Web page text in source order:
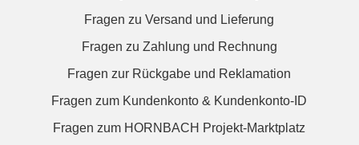
Fragen zu Versand und Lieferung
Fragen zu Zahlung und Rechnung
Fragen zur Rückgabe und Reklamation
Fragen zum Kundenkonto & Kundenkonto-ID
Fragen zum HORNBACH Projekt-Marktplatz